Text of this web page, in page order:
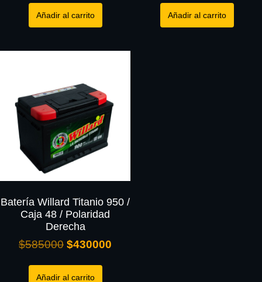
Añadir al carrito Añadir al carrito
Batería Willard Titanio 950 /
Caja 48 / Polaridad
Derecha
$585000 $430000
Añadir al carrito